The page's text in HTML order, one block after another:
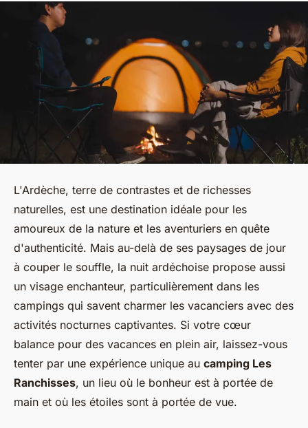
L'Ardèche, terre de contrastes et de richesses
naturelles, est une destination idéale pour les
amoureux de la nature et les aventuriers en quête
d'authenticité. Mais au-delà de ses paysages de jour
à couper le souffle, la nuit ardéchoise propose aussi
un visage enchanteur, particulièrement dans les
campings qui savent charmer les vacanciers avec des
activités nocturnes captivantes. Si votre cœur
balance pour des vacances en plein air, laissez-vous
tenter par une expérience unique au camping Les
Ranchisses, un lieu où le bonheur est à portée de
main et où les étoiles sont à portée de vue.